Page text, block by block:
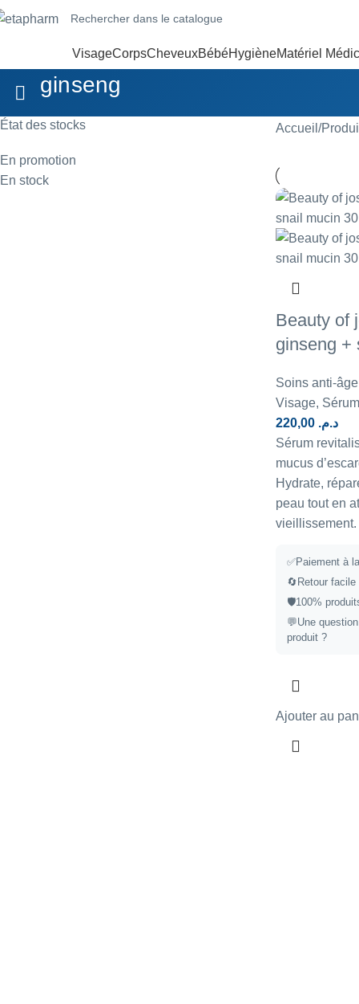
VisageCorpsCheveuxBébéHygièneMatériel
ginseng
État des stocks
En promotion
En stock
Accueil
Beauty of
ginseng +
Soins anti-
Visage,
د.م. 220,00
Sérum
mucus
Hydrate,
peau tout en
vieillissement.
✅Paiement à
🔄Retour
🛡️100%
💬Une
produit ?
Ajouter au